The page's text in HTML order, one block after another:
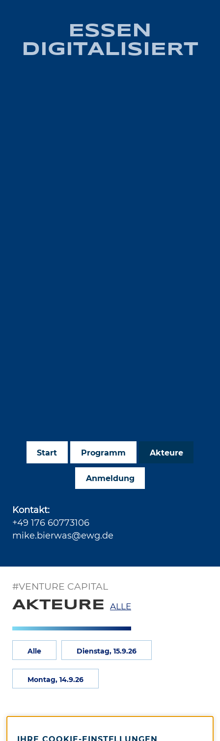
ESSEN
DIGITALISIERT
Start Programm Akteure
Anmeldung
Kontakt:
+49 176 60773106
mike.bierwas@ewg.de
#VENTURE CAPITAL
AKTEURE ALLE
Alle Dienstag, 15.9.26
Montag, 14.9.26
IHRE COOKIE-EINSTELLUNGEN